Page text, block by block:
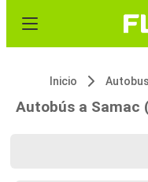
Inicio
Autobús a Samac